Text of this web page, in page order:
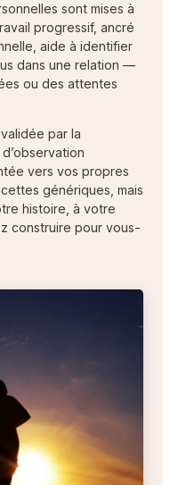
sont mises à
progressif, ancré
aide à identifier
dans une relation —
ou des attentes
par la
vers vos propres
génériques, mais
histoire, à votre
construire pour vous-